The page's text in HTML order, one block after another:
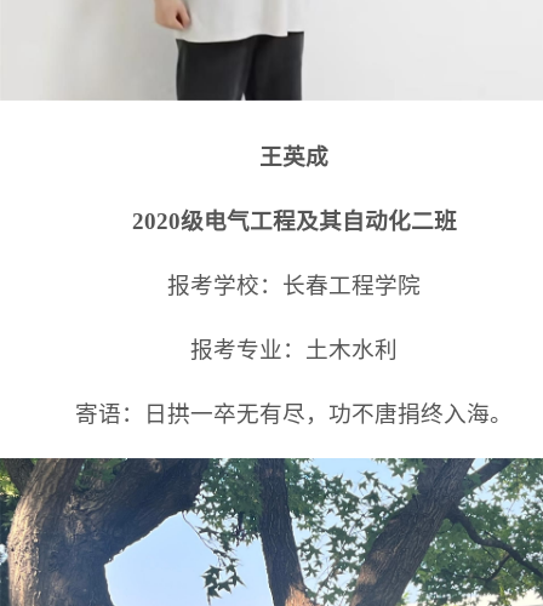
王英成
2020级电气工程及其自动化二班
报考学校：长春工程学院
报考专业：土木水利
寄语：日拱一卒无有尽，功不唐捐终入海。